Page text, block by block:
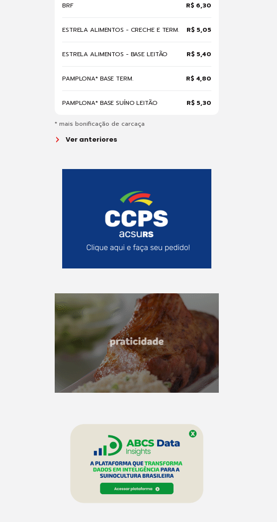
BRF R$ 6,30
ESTRELA ALIMENTOS - CRECHE E TERM. R$ 5,05
ESTRELA ALIMENTOS - BASE LEITÃO R$ 5,40
PAMPLONA* BASE TERM. R$ 4,80
PAMPLONA* BASE SUÍNO LEITÃO R$ 5,30
* mais bonificação de carcaça
Ver anteriores